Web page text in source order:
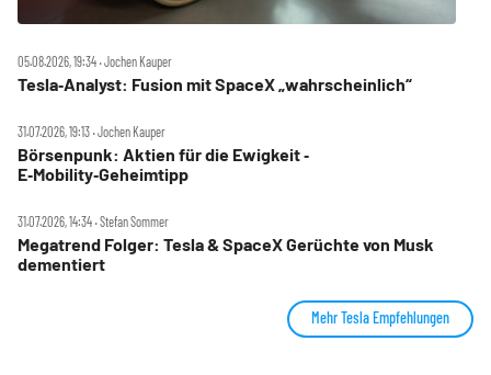
05.08.2026, 19:34 ‧ Jochen Kauper
Tesla‑Analyst: Fusion mit SpaceX „wahrscheinlich“
31.07.2026, 19:13 ‧ Jochen Kauper
Börsenpunk: Aktien für die Ewigkeit ‑
E‑Mobility‑Geheimtipp
31.07.2026, 14:34 ‧ Stefan Sommer
Megatrend Folger: Tesla & SpaceX Gerüchte von Musk
dementiert
Mehr Tesla Empfehlungen